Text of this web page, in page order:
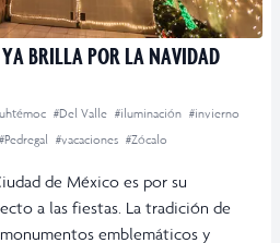
BRILLA POR LA NAVIDAD
#Del Valle #iluminación #invierno
#Pedregal #vacaciones #Zócalo
de México es por su
a las fiestas. La tradición de
emblemáticos y